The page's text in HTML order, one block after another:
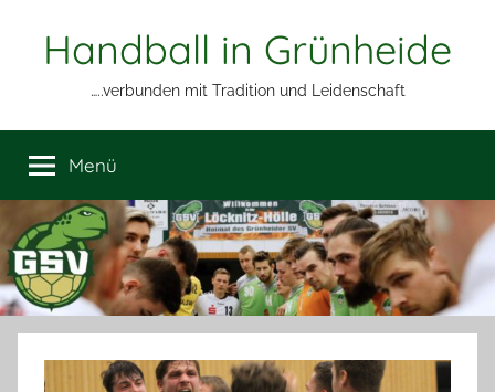
Handball in Grünheide
…..verbunden mit Tradition und Leidenschaft
Menü